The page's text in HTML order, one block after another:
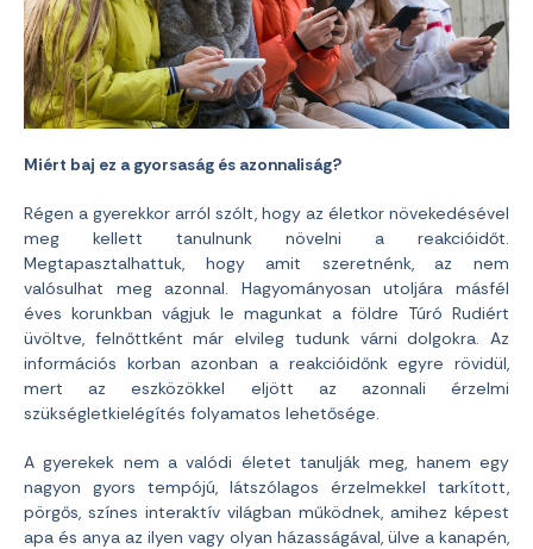
Miért baj ez a gyorsaság és azonnaliság?
Régen a gyerekkor arról szólt, hogy az életkor növekedésével
meg kellett tanulnunk növelni a reakcióidőt.
Megtapasztalhattuk, hogy amit szeretnénk, az nem
valósulhat meg azonnal. Hagyományosan utoljára másfél
éves korunkban vágjuk le magunkat a földre Túró Rudiért
üvöltve, felnőttként már elvileg tudunk várni dolgokra. Az
információs korban azonban a reakcióidőnk egyre rövidül,
mert az eszközökkel eljött az azonnali érzelmi
szükségletkielégítés folyamatos lehetősége.
A gyerekek nem a valódi életet tanulják meg, hanem egy
nagyon gyors tempójú, látszólagos érzelmekkel tarkított,
pörgős, színes interaktív világban működnek, amihez képest
apa és anya az ilyen vagy olyan házasságával, ülve a kanapén,